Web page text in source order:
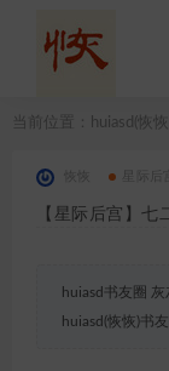
当前位置： huiasd(恢
【星际后宫】七
huiasd书友圈
huiasd(恢恢)书